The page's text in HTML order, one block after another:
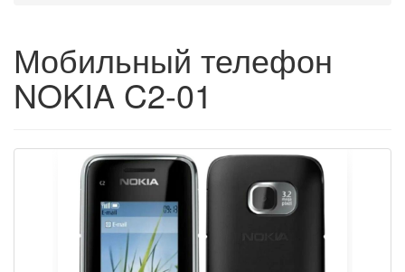
Мобильный телефон
NOKIA C2-01